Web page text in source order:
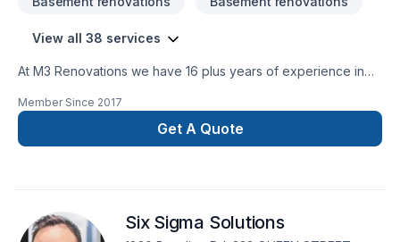
View all 38 services
At M3 Renovations we have 16 plus years of experience in
expand on cabinet making to serve our customers better.M3
Renovation Services Team:✔ is reliable and completes work
in a timely fashion✔ is knowledgeable about all aspects of
design and build services✔ 3D renders and floor plans
Member Since 2017
Get A Quote
Six Sigma Solutions